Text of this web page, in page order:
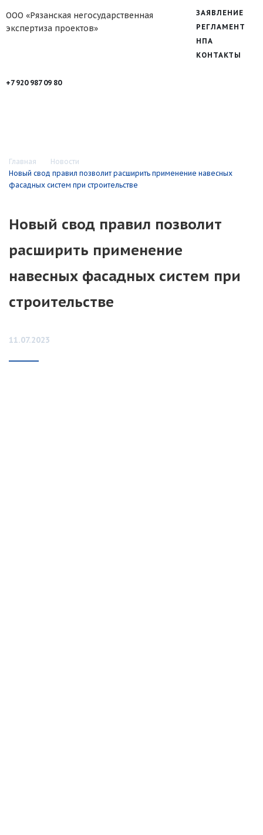
ООО «Рязанская негосударственная
экспертиза проектов»
ЗАЯВЛЕНИЕ
РЕГЛАМЕНТ
НПА
КОНТАКТЫ
+7 920 987 09 80
Главная
Новости
Новый свод правил позволит расширить применение навесных
фасадных систем при строительстве
Новый свод правил позволит
расширить применение
навесных фасадных систем при
строительстве
11.07.2023